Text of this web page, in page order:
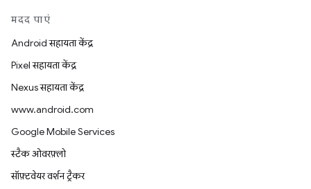
मदद पाएं
Android सहायता केंद्र
Pixel सहायता केंद्र
Nexus सहायता केंद्र
www.android.com
Google Mobile Services
स्टैक ओवरफ़्लो
सॉफ़्टवेयर वर्शन ट्रैकर